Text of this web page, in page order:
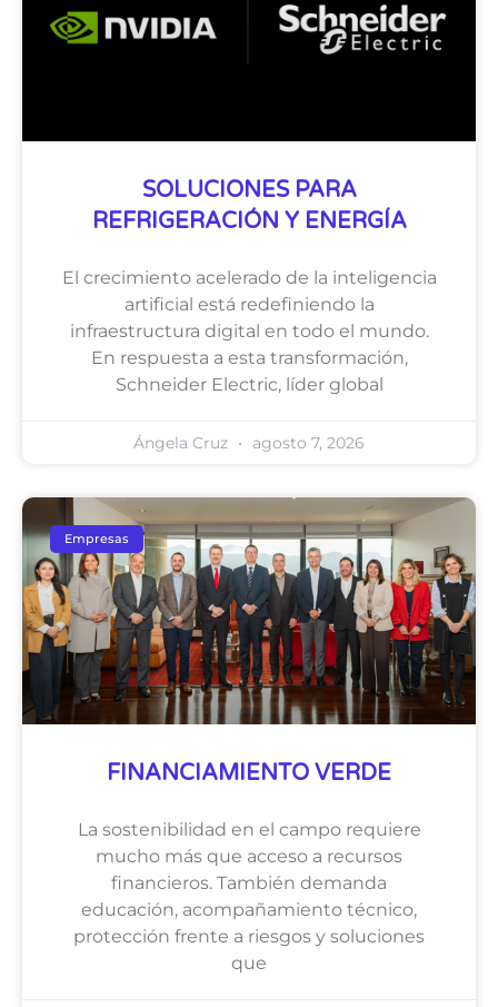
SOLUCIONES PARA
REFRIGERACIÓN Y ENERGÍA
El crecimiento acelerado de la inteligencia
artificial está redefiniendo la
infraestructura digital en todo el mundo.
En respuesta a esta transformación,
Schneider Electric, líder global
Ángela Cruz agosto 7, 2026
Empresas
FINANCIAMIENTO VERDE
La sostenibilidad en el campo requiere
mucho más que acceso a recursos
financieros. También demanda
educación, acompañamiento técnico,
protección frente a riesgos y soluciones
que